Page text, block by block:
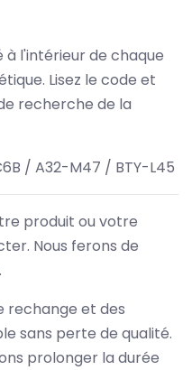
l'intérieur de chaque
Lisez le code et
recherche de la
/ A32-M47 / BTY-L45
produit ou votre
Nous ferons de
rechange et des
sans perte de qualité.
prolonger la durée